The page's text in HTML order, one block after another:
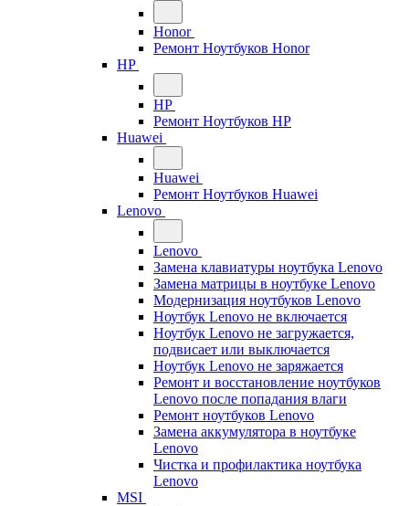
Honor
Ремонт Ноутбуков Honor
HP
HP
Ремонт Ноутбуков HP
Huawei
Huawei
Ремонт Ноутбуков Huawei
Lenovo
Lenovo
Замена клавиатуры ноутбука Lenovo
Замена матрицы в ноутбуке Lenovo
Модернизация ноутбуков Lenovo
Ноутбук Lenovo не включается
Ноутбук Lenovo не загружается,
подвисает или выключается
Ноутбук Lenovo не заряжается
Ремонт и восстановление ноутбуков
Lenovo после попадания влаги
Ремонт ноутбуков Lenovo
Замена аккумулятора в ноутбуке
Lenovo
Чистка и профилактика ноутбука
Lenovo
MSI